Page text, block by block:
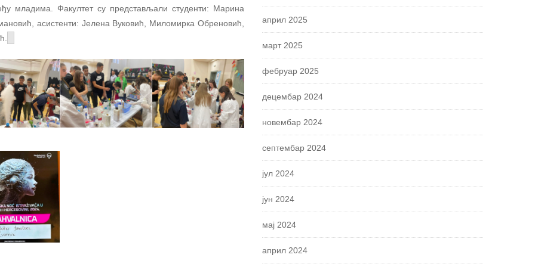
младима. Факултет су представљали студенти: Марина
асистенти: Јелена Вуковић, Миломирка Обреновић,
април 2025
март 2025
фебруар 2025
децембар 2024
новембар 2024
септембар 2024
јул 2024
јун 2024
мај 2024
април 2024